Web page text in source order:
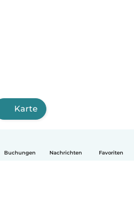
Buchungen Nachrichten Favoriten
Karte